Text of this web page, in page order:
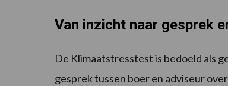
Van inzicht naar gesprek
De Klimaatstresstest is bedoeld als
gesprek tussen boer en adviseur